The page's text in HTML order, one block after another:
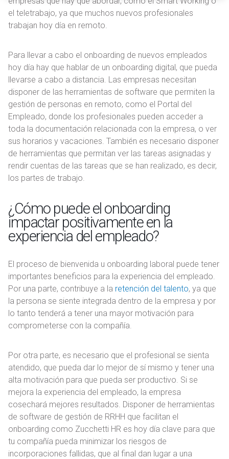
e
n
o
el teletrabajo, ya que muchos nuevos profesionales
trabajan hoy día en remoto.
Para llevar a cabo el onboarding de nuevos empleados
hoy día hay que hablar de un onboarding digital, que pueda
llevarse a cabo a distancia. Las empresas necesitan
disponer de las herramientas de software que permiten la
gestión de personas en remoto, como el Portal del
Empleado, donde los profesionales pueden acceder a
toda la documentación relacionada con la empresa, o ver
sus horarios y vacaciones. También es necesario disponer
de herramientas que permitan ver las tareas asignadas y
rendir cuentas de las tareas que se han realizado, es decir,
los partes de trabajo.
¿Cómo puede el onboarding
impactar positivamente en la
experiencia del empleado?
El proceso de bienvenida u onboarding laboral puede tener
importantes beneficios para la experiencia del empleado.
Por una parte, contribuye a la retención del talento, ya que
la persona se siente integrada dentro de la empresa y por
lo tanto tenderá a tener una mayor motivación para
comprometerse con la compañía.
Por otra parte, es necesario que el profesional se sienta
atendido, que pueda dar lo mejor de sí mismo y tener una
alta motivación para que pueda ser productivo. Si se
mejora la experiencia del empleado, la empresa
cosechará mejores resultados. Disponer de herramientas
de software de gestión de RRHH que facilitan el
onboarding como Zucchetti HR es hoy día clave para que
tu compañía pueda minimizar los riesgos de
incorporaciones fallidas, que al final dan lugar a una